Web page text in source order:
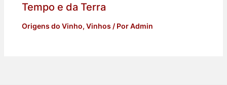
Tempo e da Terra
Origens do Vinho, Vinhos / PorAdmin